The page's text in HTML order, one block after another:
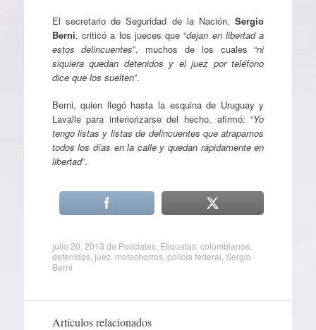
El secretario de Seguridad de la Nación,Sergio
Berni, criticó a los jueces que “dejan en libertad a
estos delincuentes”, muchos de los cuales “ni
siquiera quedan detenidos y el juez por teléfono
dice que los suelten”.
Berni, quien llegó hasta la esquina de Uruguay y
Lavalle para interiorizarse del hecho, afirmó: “Yo
tengo listas y listas de delincuentes que atrapamos
todos los días en la calle y quedan rápidamente en
libertad”.
julio 20, 2013 de Policiales. Etiquetas:colombianos,
detenidos, juez, motochorros, policía federal Sergio
Berni
Artículos relacionados